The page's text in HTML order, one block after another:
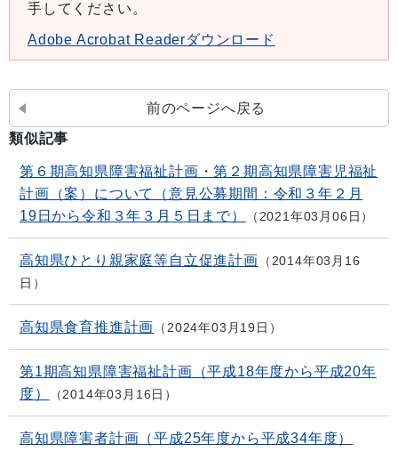
手してください。
Adobe Acrobat Readerダウンロード
前のページへ戻る
類似記事
第６期高知県障害福祉計画・第２期高知県障害児福祉
計画（案）について（意見公募期間：令和３年２月
19日から令和３年３月５日まで）
2021年03月06日
高知県ひとり親家庭等自立促進計画
2014年03月16
日
高知県食育推進計画 2024年03月19日
第1期高知県障害福祉計画（平成18年度から平成20年
度）
2014年03月16日
高知県障害者計画（平成25年度から平成34年度）